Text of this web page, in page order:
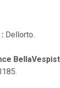
Dellorto.